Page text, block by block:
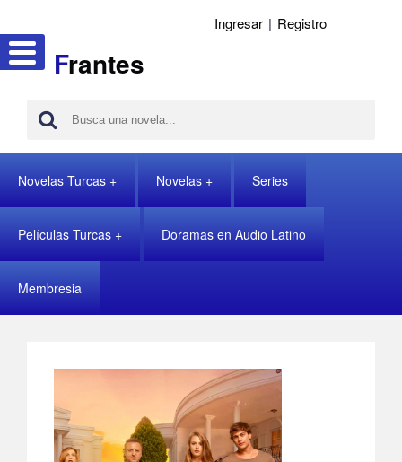
Frantes
Ingresar | Registro
Novelas Turcas Novelas Series
Películas Turcas Doramas en Audio Latino
Membresia